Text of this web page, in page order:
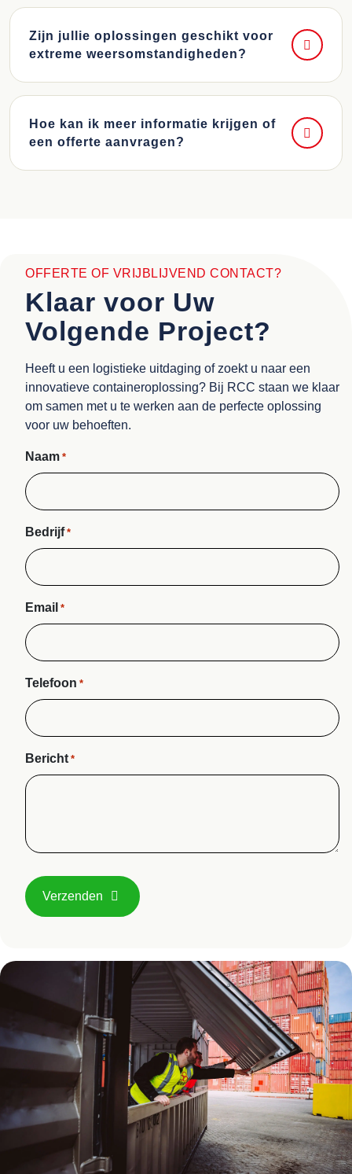
Zijn jullie oplossingen geschikt voor
extreme weersomstandigheden?
Hoe kan ik meer informatie krijgen of
een offerte aanvragen?
OFFERTE OF VRIJBLIJVEND CONTACT?
Klaar voor Uw
Volgende Project?
Heeft u een logistieke uitdaging of zoekt u naar een
innovatieve containeroplossing? Bij RCC staan we klaar
om samen met u te werken aan de perfecte oplossing
voor uw behoeften.
Naam *
Bedrijf *
Email *
Telefoon *
Bericht *
Verzenden